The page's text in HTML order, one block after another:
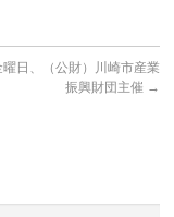
日、（公財）川崎市産業
振興財団主催 →